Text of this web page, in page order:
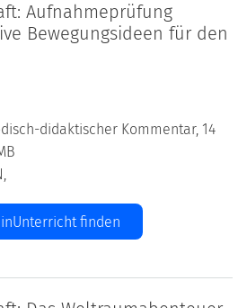
Aufnahmeprüfung
Bewegungsideen für den
didaktischer Kommentar, 14
finden